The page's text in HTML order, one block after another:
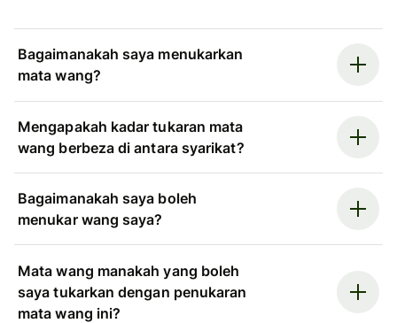
Bagaimanakah saya menukarkan
mata wang?
Mengapakah kadar tukaran mata
wang berbeza di antara syarikat?
Bagaimanakah saya boleh
menukar wang saya?
Mata wang manakah yang boleh
saya tukarkan dengan penukaran
mata wang ini?